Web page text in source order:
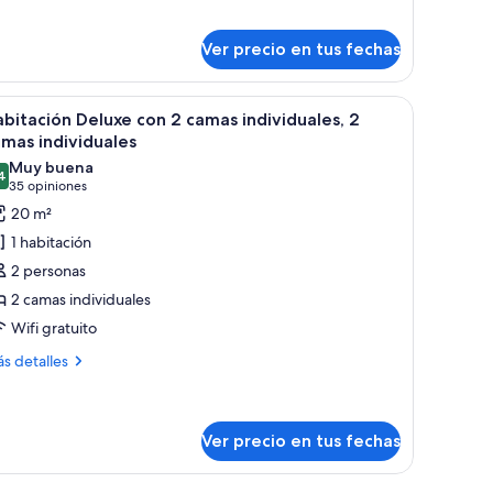
Ver precio en tus fechas
un escritorio, un televisor de pantalla plana, una silla y una ventana
Una habitación de hotel con dos camas, un
6
Deluxe con 2 camas individuales, 2
individuales
de 10
Muy buena
35 opiniones
(35
opiniones)
20 m²
1 habitación
2 personas
2 camas individuales
Wifi gratuito
detalles
Ver precio en tus fechas